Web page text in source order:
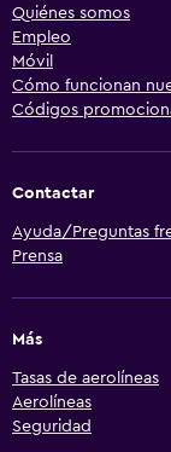
Quiénes somos
Empleo
Móvil
Cómo funcionan
Códigos
Contactar
Ayuda/Preguntas
Prensa
Más
Tasas de aerolíneas
Aerolíneas
Seguridad